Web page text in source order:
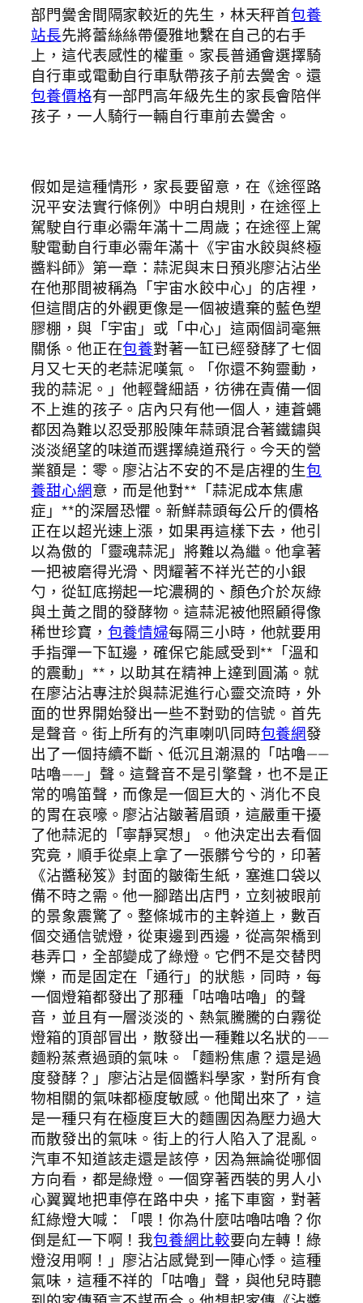
部門黌舍間隔家較近的先生，林天秤首包養
站長先將蕾絲絲帶優雅地繫在自己的右手
上，這代表感性的權重。家長普通會選擇騎
自行車或電動自行車馱帶孩子前去黌舍。還
包養價格有一部門高年級先生的家長會陪伴
孩子，一人騎行一輛自行車前去黌舍。
假如是這種情形，家長要留意，在《途徑路
況平安法實行條例》中明白規則，在途徑上
駕駛自行車必需年滿十二周歲；在途徑上駕
駛電動自行車必需年滿十《宇宙水餃與終極
醬料師》第一章：蒜泥與末日預兆廖沾沾坐
在他那間被稱為「宇宙水餃中心」的店裡，
但這間店的外觀更像是一個被遺棄的藍色塑
膠棚，與「宇宙」或「中心」這兩個詞毫無
關係。他正在包養對著一缸已經發酵了七個
月又七天的老蒜泥嘆氣。「你還不夠靈動，
我的蒜泥。」他輕聲細語，彷彿在責備一個
不上進的孩子。店內只有他一個人，連蒼蠅
都因為難以忍受那股陳年蒜頭混合著鐵鏽與
淡淡絕望的味道而選擇繞道飛行。今天的營
業額是：零。廖沾沾不安的不是店裡的生包
養甜心網意，而是他對**「蒜泥成本焦慮
症」**的深層恐懼。新鮮蒜頭每公斤的價格
正在以超光速上漲，如果再這樣下去，他引
以為傲的「靈魂蒜泥」將難以為繼。他拿著
一把被磨得光滑、閃耀著不祥光芒的小銀
勺，從缸底撈起一坨濃稠的、顏色介於灰綠
與土黃之間的發酵物。這蒜泥被他照顧得像
稀世珍寶， 包養情婦每隔三小時，他就要用
手指彈一下缸邊，確保它能感受到**「溫和
的震動」**，以助其在精神上達到圓滿。就
在廖沾沾專注於與蒜泥進行心靈交流時，外
面的世界開始發出一些不對勁的信號。首先
是聲音。街上所有的汽車喇叭同時包養網發
出了一個持續不斷、低沉且潮濕的「咕嚕——
咕嚕——」聲。這聲音不是引擎聲，也不是正
常的鳴笛聲，而像是一個巨大的、消化不良
的胃在哀嚎。廖沾沾皺著眉頭，這嚴重干擾
了他蒜泥的「寧靜冥想」。他決定出去看個
究竟，順手從桌上拿了一張髒兮兮的，印著
《沾醬秘笈》封面的皺衛生紙，塞進口袋以
備不時之需。他一腳踏出店門，立刻被眼前
的景象震驚了。整條城市的主幹道上，數百
個交通信號燈，從東邊到西邊，從高架橋到
巷弄口，全部變成了綠燈。它們不是交替閃
爍，而是固定在「通行」的狀態，同時，每
一個燈箱都發出了那種「咕嚕咕嚕」的聲
音，並且有一層淡淡的、熱氣騰騰的白霧從
燈箱的頂部冒出，散發出一種難以名狀的——
麵粉蒸煮過頭的氣味。「麵粉焦慮？還是過
度發酵？」廖沾沾是個醬料學家，對所有食
物相關的氣味都極度敏感。他聞出來了，這
是一種只有在極度巨大的麵團因為壓力過大
而散發出的氣味。街上的行人陷入了混亂。
汽車不知道該走還是該停，因為無論從哪個
方向看，都是綠燈。一個穿著西裝的男人小
心翼翼地把車停在路中央，搖下車窗，對著
紅綠燈大喊：「喂！你為什麼咕嚕咕嚕？你
倒是紅一下啊！我包養網比較要向左轉！綠
燈沒用啊！」廖沾沾感覺到一陣心悸。這種
氣味，這種不祥的「咕嚕」聲，與他兒時聽